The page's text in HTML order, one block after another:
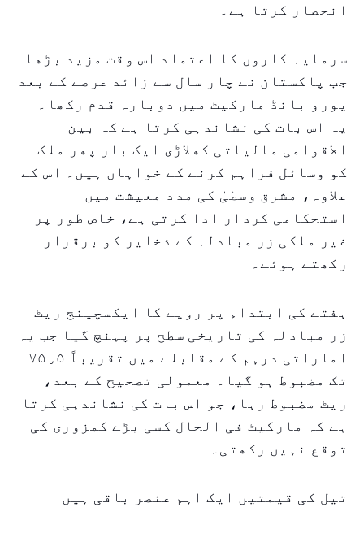
انحصار کرتا ہے۔
سرمایہ کاروں کا اعتماد اس وقت مزید بڑھا
جب پاکستان نے چار سال سے زائد عرصے کے بعد
یورو بانڈ مارکیٹ میں دوبارہ قدم رکھا۔
یہ اس بات کی نشاندہی کرتا ہے کہ بین
الاقوامی مالیاتی کھلاڑی ایک بار پھر ملک
کو وسائل فراہم کرنے کے خواہاں ہیں۔ اس کے
علاوہ، مشرق وسطیٰ کی مدد معیشت میں
استحکامی کردار ادا کرتی ہے، خاص طور پر
غیر ملکی زر مبادلہ کے ذخایر کو برقرار
رکھتے ہوئے۔
ہفتے کی ابتداء پر روپے کا ایکسچینج ریٹ
زر مبادلہ کی تاریخی سطح پر پہنچ گیا جب یہ
اماراتی درہم کے مقابلے میں تقریباً ۷۵٫۵
تک مضبوط ہو گیا۔ معمولی تصحیح کے بعد،
ریٹ مضبوط رہا، جو اس بات کی نشاندہی کرتا
ہے کہ مارکیٹ فی الحال کسی بڑے کمزوری کی
توقع نہیں رکھتی۔
تیل کی قیمتیں ایک اہم عنصر باقی ہیں